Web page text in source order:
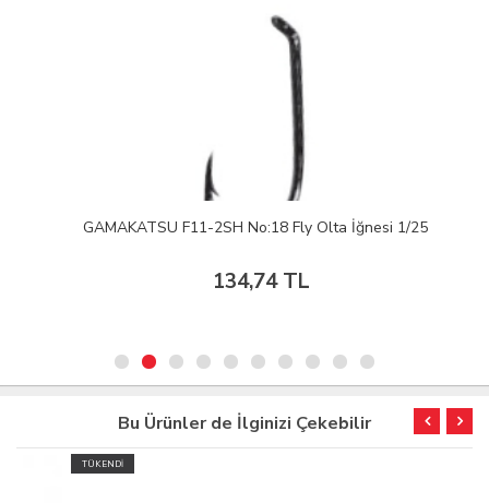
GAMAKATSU F11-2SH No:18 Fly Olta İğnesi 1/25
134,74 TL
Bu Ürünler de İlginizi Çekebilir